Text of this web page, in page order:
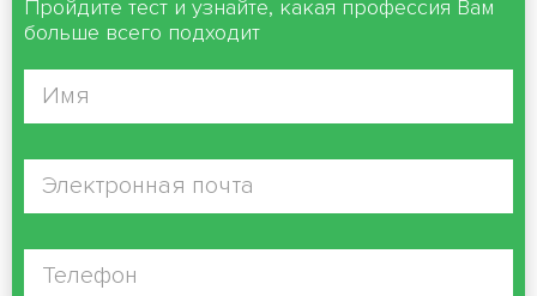
Пройдите тест и узнайте, какая профессия Вам
больше всего подходит